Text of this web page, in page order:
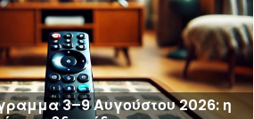
3–9 Αυγούστου 2026: η